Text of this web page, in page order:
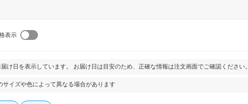
表示
け日を表示しています。 お届け日は目安のため、正確な情報は注文画面でご確認ください。
イズや色によって異なる場合があります